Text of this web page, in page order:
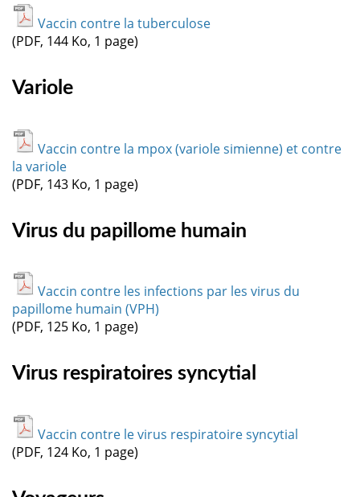
Vaccin contre la tuberculose
(PDF, 144 Ko, 1 page)
Variole
Vaccin contre la mpox (variole simienne) et contre
la variole
(PDF, 143 Ko, 1 page)
Virus du papillome humain
Vaccin contre les infections par les virus du
papillome humain (VPH)
(PDF, 125 Ko, 1 page)
Virus respiratoires syncytial
Vaccin contre le virus respiratoire syncytial
(PDF, 124 Ko, 1 page)